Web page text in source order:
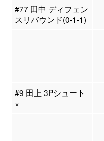
#77 田中 ディフェン
スリバウンド(0-1-1)
#9 田上 3Pシュート
×